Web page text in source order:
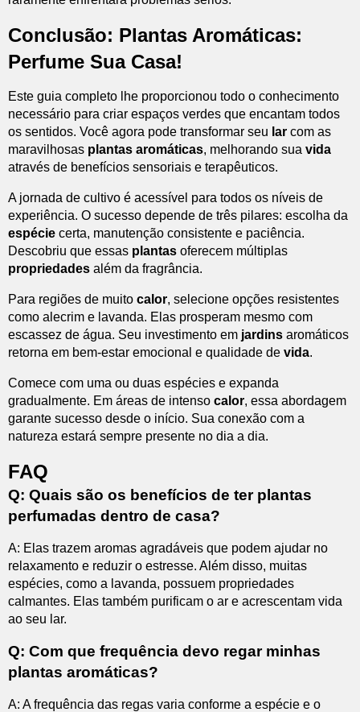
Conclusão: Plantas Aromáticas:
Perfume Sua Casa!
Este guia completo lhe proporcionou todo o conhecimento
necessário para criar espaços verdes que encantam todos
os sentidos. Você agora pode transformar seu lar com as
maravilhosas plantas aromáticas, melhorando sua vida
através de benefícios sensoriais e terapêuticos.
A jornada de cultivo é acessível para todos os níveis de
experiência. O sucesso depende de três pilares: escolha da
espécie certa, manutenção consistente e paciência.
Descobriu que essas plantas oferecem múltiplas
propriedades além da fragrância.
Para regiões de muito calor, selecione opções resistentes
como alecrim e lavanda. Elas prosperam mesmo com
escassez de água. Seu investimento em jardins aromáticos
retorna em bem-estar emocional e qualidade de vida.
Comece com uma ou duas espécies e expanda
gradualmente. Em áreas de intenso calor, essa abordagem
garante sucesso desde o início. Sua conexão com a
natureza estará sempre presente no dia a dia.
FAQ
Q: Quais são os benefícios de ter plantas
perfumadas dentro de casa?
A: Elas trazem aromas agradáveis que podem ajudar no
relaxamento e reduzir o estresse. Além disso, muitas
espécies, como a lavanda, possuem propriedades
calmantes. Elas também purificam o ar e acrescentam vida
ao seu lar.
Q: Com que frequência devo regar minhas
plantas aromáticas?
A: A frequência das regas varia conforme a espécie e o